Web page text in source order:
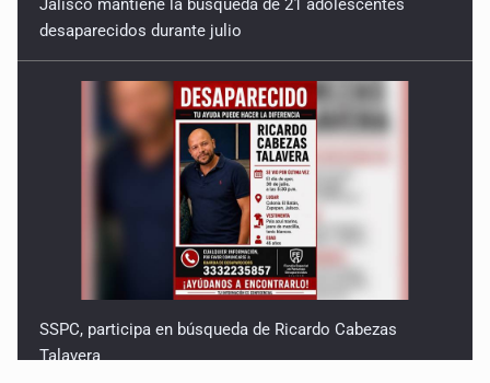
Jalisco mantiene la búsqueda de 21 adolescentes
desaparecidos durante julio
SSPC, participa en búsqueda de Ricardo Cabezas
Talavera